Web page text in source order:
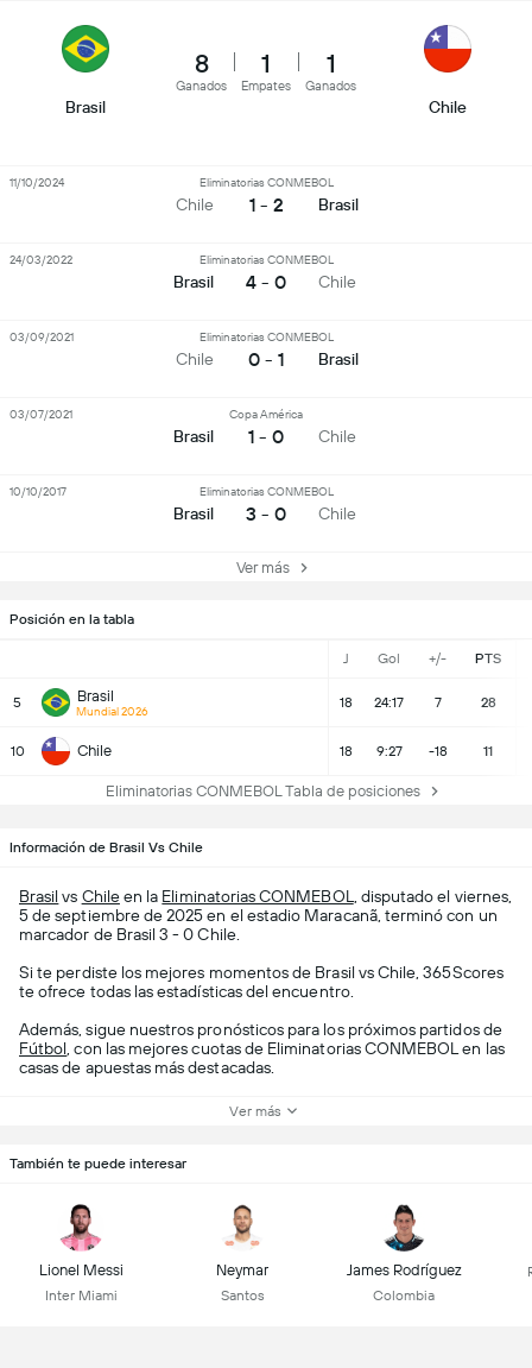
Posición en la tabla
J Gol +/- PTS
5 Brasil
Mundial 2026
18 24:17 7 28
10 Chile 18 9:27 -18 11
Eliminatorias CONMEBOL Tabla de posiciones
Brasil
8
Ganados
1
Empates
1
Ganados
Chile
Chile
Eliminatorias CONMEBOL
1 - 2 Brasil
11/10/2024
Brasil
Eliminatorias CONMEBOL
4 - 0 Chile
24/03/2022
Chile
Eliminatorias CONMEBOL
0 - 1 Brasil
03/09/2021
Brasil
Copa América
1 - 0 Chile
03/07/2021
Brasil
Eliminatorias CONMEBOL
3 - 0 Chile
10/10/2017
Ver más
Información de Brasil Vs Chile
Brasil vs Chileen la Eliminatorias CONMEBOL
, disputado el viernes,
5 de septiembre de 2025 en el estadio Maracanã, terminó con un
marcador de Brasil 3 - 0 Chile.
Si te perdiste los mejores momentos de Brasil vs Chile, 365Scores
te ofrece todas las estadísticas del encuentro.
Además, sigue nuestros pronósticos para los próximos partidos de
Fútbol , con las mejores cuotas de Eliminatorias CONMEBOL en las
casas de apuestas más destacadas.
Ver más
También te puede interesar
Lionel Messi
Inter Miami
Neymar
Santos
James Rodríguez
Colombia